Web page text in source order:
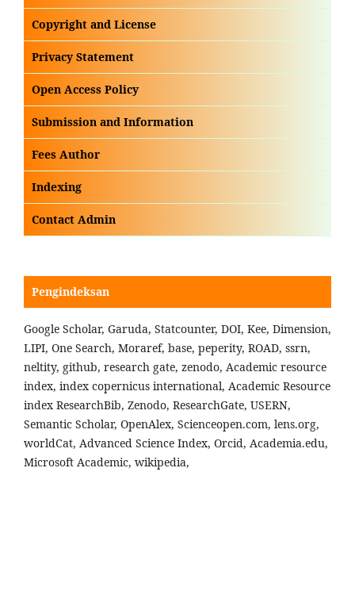
Copyright and License
Privacy Statement
Open Access Policy
Submission and Information
Fees Author
Indexing
Contact Admin
Pengindeksan
Google Scholar, Garuda, Statcounter, DOI, Kee, Dimension,
LIPI, One Search, Moraref, base, peperity, ROAD, ssrn,
neltity, github, research gate, zenodo, Academic resource
index, index copernicus international, Academic Resource
index ResearchBib, Zenodo, ResearchGate, USERN,
Semantic Scholar, OpenAlex, Scienceopen.com, lens.org,
worldCat, Advanced Science Index, Orcid, Academia.edu,
Microsoft Academic, wikipedia,